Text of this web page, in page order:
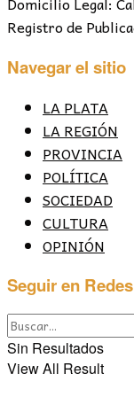
Registro de
Navegar el sitio
LA PLATA
LA REGIÓN
PROVINCIA
POLÍTICA
SOCIEDAD
CULTURA
OPINIÓN
Seguir en Redes
Sin Resultados
View All Result